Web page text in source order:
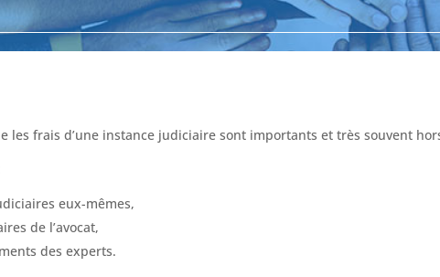
les frais d’une instance judiciaire sont importants et très souvent
eux-mêmes,
de l’avocat,
des experts.